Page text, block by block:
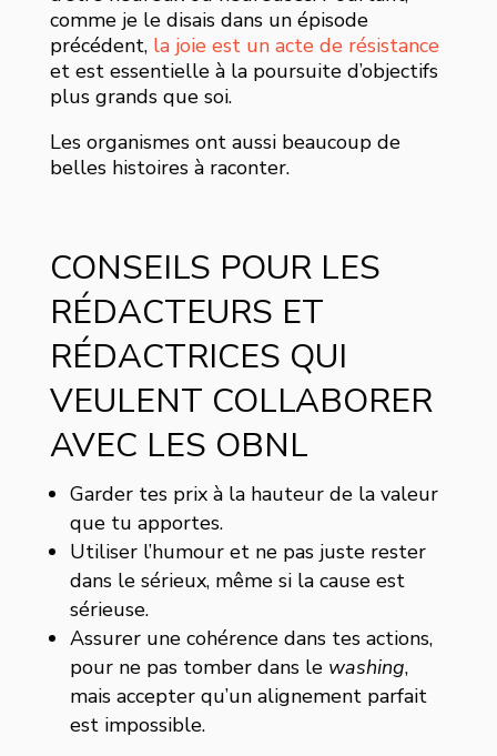
comme je le disais dans un épisode
précédent, la joie est un acte de résistance
et est essentielle à la poursuite d’objectifs
plus grands que soi.
Les organismes ont aussi beaucoup de
belles histoires à raconter.
CONSEILS POUR LES
RÉDACTEURS ET
RÉDACTRICES QUI
VEULENT COLLABORER
AVEC LES OBNL
Garder tes prix à la hauteur de la valeur
que tu apportes.
Utiliser l’humour et ne pas juste rester
dans le sérieux, même si la cause est
sérieuse.
Assurer une cohérence dans tes actions,
pour ne pas tomber dans le washing,
mais accepter qu’un alignement parfait
est impossible.